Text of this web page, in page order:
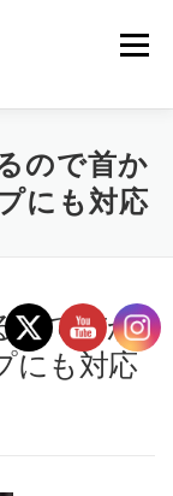
メニュー
グので首か
にも対応
ので首か
にも対応